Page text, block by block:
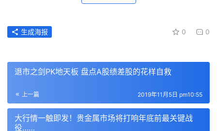
0 0
生成海报
退市之剑PK地天板 盘点A股绩差股的花样自救
上一篇 2019年11月5日 pm10:55
大行情一触即发！贵金属市场将打响年底前最关键战
役……